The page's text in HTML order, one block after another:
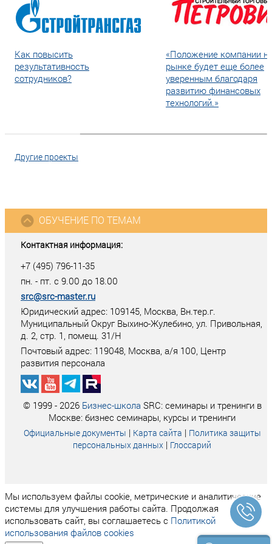
Как повысить
результативность
сотрудников?
«Положение компании
рынке будет еще более
уверенным благодаря
развитию финансовых
технологий.»
Другие проекты
Контактная информация:
+7 (495) 796-11-35
пн. - пт. с 9.00 до 18.00
src@src-master.ru
Юридический адрес: 109145, Москва, Вн.тер.г.
Муниципальный Округ Выхино-Жулебино, ул. Привольная,
д. 2, стр. 1, помещ. 31/Н
Почтовый адрес: 119048, Москва, а/я 100, Центр
развития персонала
ОБУЧЕНИЕ ПО ТЕМАМ
© 1999 - 2026 Бизнес-школа SRC: семинары и тренинги в
Москве: бизнес семинары, курсы и тренинги
Официальные документы | Карта сайта | Политика защиты
персональных данных | Глоссарий
Мы используем файлы cookie, метрические и аналитические
системы для улучшения работы сайта. Продолжая
использовать сайт, вы соглашаетесь с Политикой
использования файлов cookies